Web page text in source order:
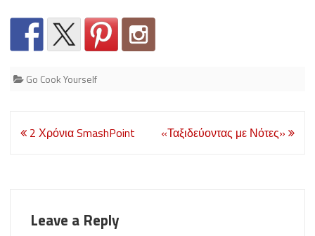
Go Cook Yourself
Post
2 Χρόνια SmashPoint «Ταξιδεύοντας με Νότες»
Leave a Reply